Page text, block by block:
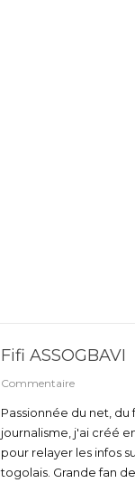
Fifi ASSOGBAVI
Commentaire
Passionnée du net, du
journalisme, j'ai créé
pour relayer les infos
togolais. Grande fan